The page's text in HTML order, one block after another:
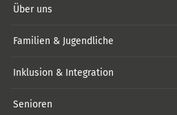
Über uns
Familien & Jugendliche
Inklusion & Integration
Senioren